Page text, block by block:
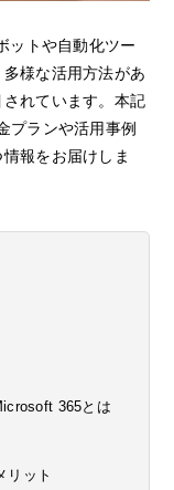
ットや自動化ツー
様な活用方法があ
れています。本記
プランや活用事例
報をお届けしま
365とは
リット